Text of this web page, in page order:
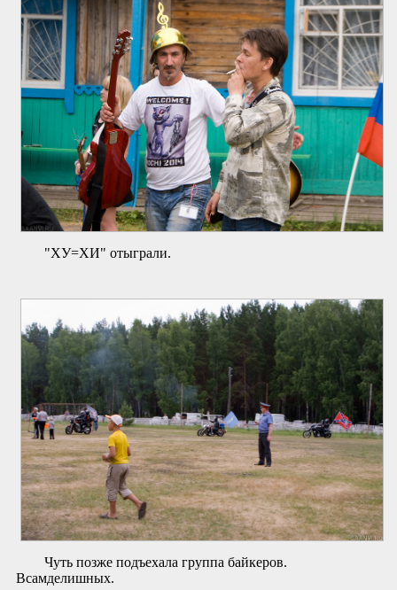
"ХУ=ХИ" отыграли.
Чуть позже подъехала группа байкеров.
Всамделишных.